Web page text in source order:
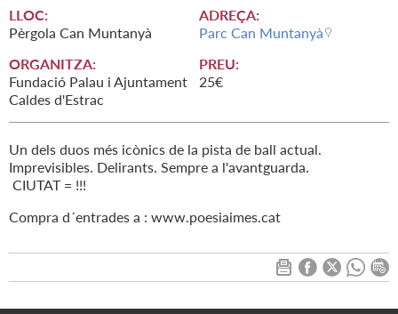
LLOC:
Pèrgola Can Muntanyà
ADREÇA:
Parc Can Muntanyà
ORGANITZA:
Fundació Palau i Ajuntament
Caldes d'Estrac
PREU:
25€
Un dels duos més icònics de la pista de ball actual.
Imprevisibles. Delirants. Sempre a l'avantguarda.
CIUTAT = !!!
Compra d´entrades a : www.poesiaimes.cat